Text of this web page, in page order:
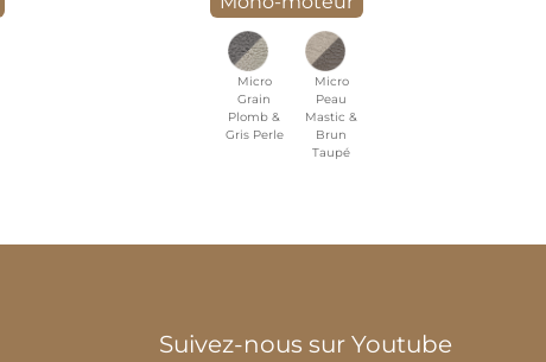
Micro
Grain
Plomb &
Gris Perle
Micro
Peau
Mastic &
Brun
Taupé
Suivez-nous sur Youtube